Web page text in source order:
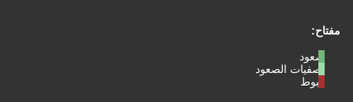
مفتاح:
صعود
تصفيات الصعود
هبوط